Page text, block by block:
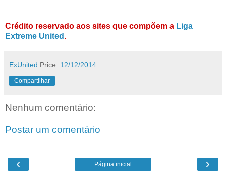
Crédito reservado aos sites que compõem a Liga
Extreme United .
ExUnited Price: 12/12/2014
Compartilhar
Nenhum comentário:
Postar um comentário
‹ ›
Página inicial